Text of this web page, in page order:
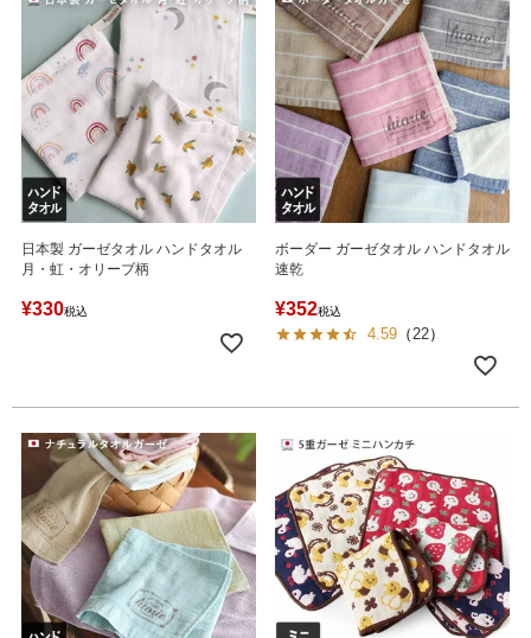
日本製 ガーゼタオル ハンドタオル
月・虹・オリーブ柄
¥330税込
ボーダー ガーゼタオル ハンドタオル
速乾
¥352税込
4.59 （ 22）